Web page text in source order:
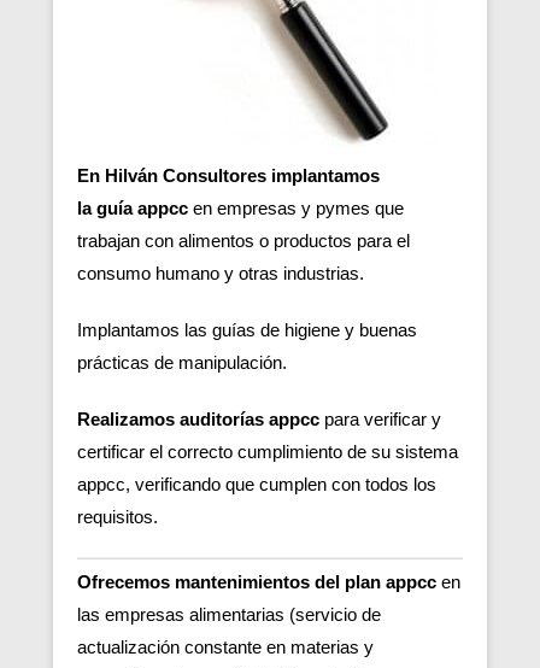
En Hilván Consultores implantamos
la guía appcc en empresas y pymes que
trabajan con alimentos o productos para el
consumo humano y otras industrias.
Implantamos las guías de higiene y buenas
prácticas de manipulación.
Realizamos auditorías appcc para verificar y
certificar el correcto cumplimiento de su sistema
appcc, verificando que cumplen con todos los
requisitos.
Ofrecemos mantenimientos del plan appcc en
las empresas alimentarias (servicio de
actualización constante en materias y